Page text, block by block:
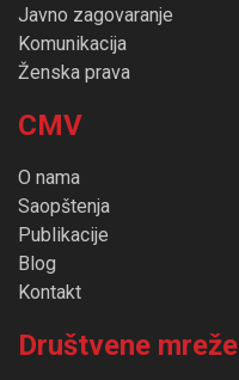
Javno zagovaranje
Komunikacija
Ženska prava
CMV
O nama
Saopštenja
Publikacije
Blog
Kontakt
Društvene mreže